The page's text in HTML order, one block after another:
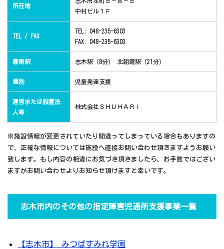
所在地
中村ビル１Ｆ
TEL / FAX
TEL: 048-235-6303
FAX: 048-235-6303
最寄駅 志木駅（8分） 北朝霞駅（21分）
種別 児童発達支援
運営または設置法
人等
株式会社ＳＨＵＨＡＲＩ
※施設情報が変更されていたり間違ってしまっている場合もありますの
で、正確な情報については施設へ直接お問い合わせ頂きますようお願い
致します。もし内容の相違にお気づき頂きましたら、お手数ではござい
ますがお問い合わせよりお知らせ頂けますと幸いです。
志木市内のその他の指定障害児通所支援事業一覧
【志木市】 みつばすみれ学園